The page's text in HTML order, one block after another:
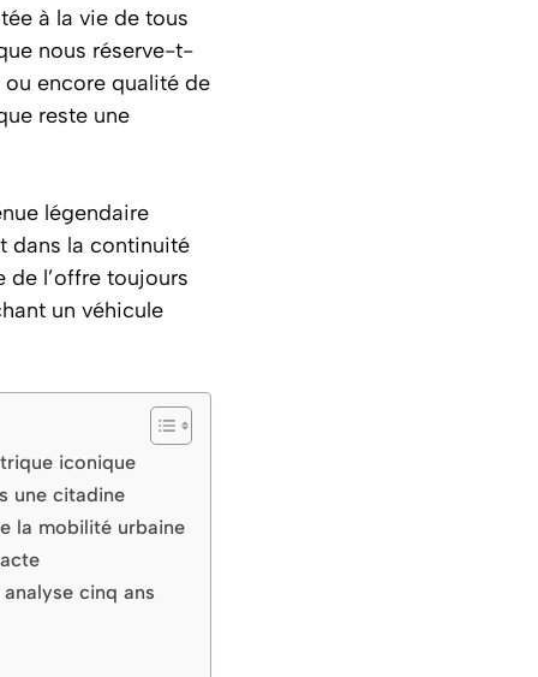
à la vie de tous
nous réserve-t-
encore qualité de
reste une
légendaire
dans la continuité
l’offre toujours
un véhicule
iconique
une citadine
la mobilité urbaine
cinq ans